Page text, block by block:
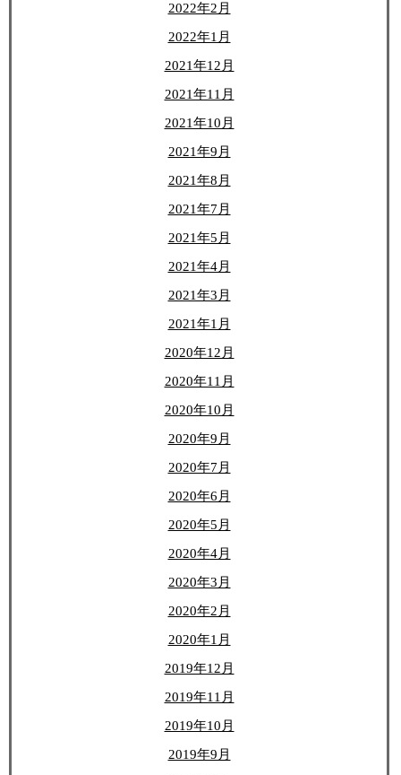
2022年2月
2022年1月
2021年12月
2021年11月
2021年10月
2021年9月
2021年8月
2021年7月
2021年5月
2021年4月
2021年3月
2021年1月
2020年12月
2020年11月
2020年10月
2020年9月
2020年7月
2020年6月
2020年5月
2020年4月
2020年3月
2020年2月
2020年1月
2019年12月
2019年11月
2019年10月
2019年9月